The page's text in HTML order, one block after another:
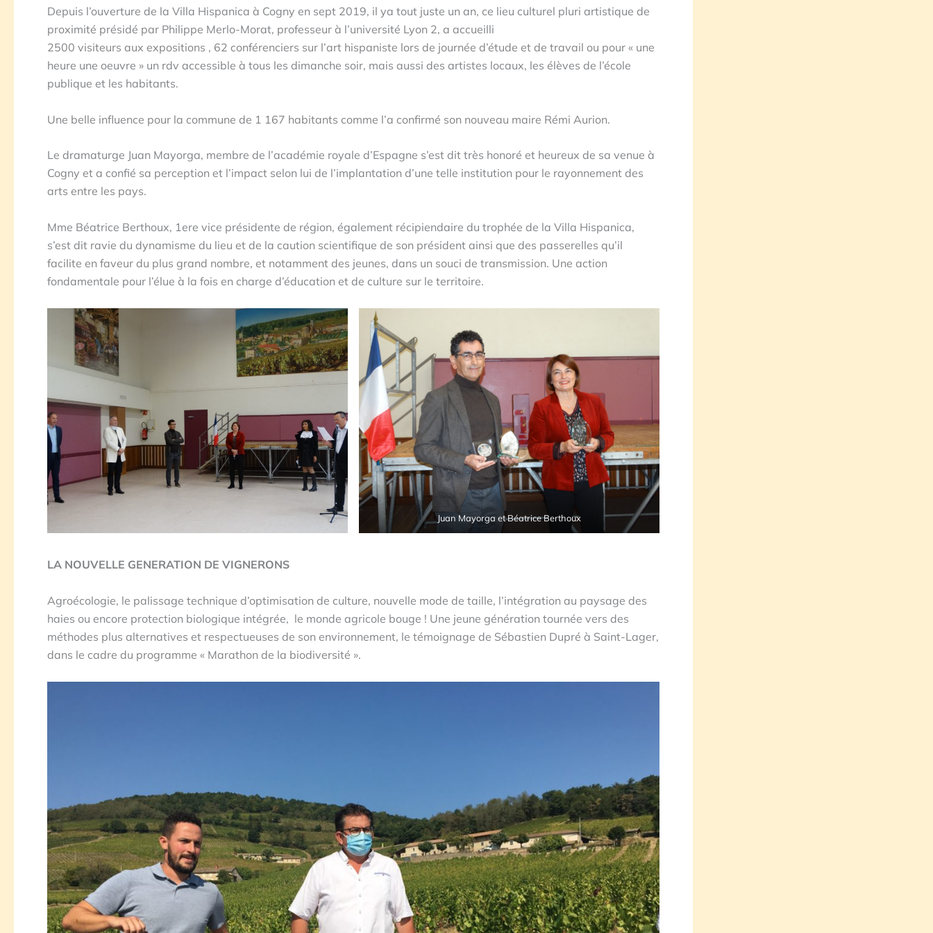
Depuis l’ouverture de la Villa Hispanica à Cogny en sept 2019, il ya tout juste un an, ce lieu culturel pluri artistique de
proximité présidé par Philippe Merlo-Morat, professeur à l’université Lyon 2, a accueilli
2500 visiteurs aux expositions , 62 conférenciers sur l’art hispaniste lors de journée d’étude et de travail ou pour « une
heure une oeuvre » un rdv accessible à tous les dimanche soir, mais aussi des artistes locaux, les élèves de l’école
publique et les habitants.
Une belle influence pour la commune de 1 167 habitants comme l’a confirmé son nouveau maire Rémi Aurion.
Le dramaturge Juan Mayorga, membre de l’académie royale d’Espagne s’est dit très honoré et heureux de sa venue à
Cogny et a confié sa perception et l’impact selon lui de l’implantation d’une telle institution pour le rayonnement des
arts entre les pays.
Mme Béatrice Berthoux, 1ere vice présidente de région, également récipiendaire du trophée de la Villa Hispanica,
s’est dit ravie du dynamisme du lieu et de la caution scientifique de son président ainsi que des passerelles qu’il
facilite en faveur du plus grand nombre, et notamment des jeunes, dans un souci de transmission. Une action
fondamentale pour l’élue à la fois en charge d’éducation et de culture sur le territoire.
Juan Mayorga et Béatrice Berthoux
LA NOUVELLE GENERATION DE VIGNERONS
Agroécologie, le palissage technique d’optimisation de culture, nouvelle mode de taille, l’intégration au paysage des
haies ou encore protection biologique intégrée, le monde agricole bouge ! Une jeune génération tournée vers des
méthodes plus alternatives et respectueuses de son environnement, le témoignage de Sébastien Dupré à Saint-Lager,
dans le cadre du programme « Marathon de la biodiversité ».